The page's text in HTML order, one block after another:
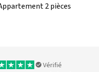
2 pièces
Vérifié